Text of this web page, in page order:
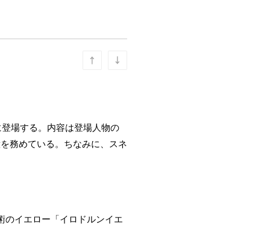
場する。内容は登場人物の
務めている。ちなみに、スネ
のイエロー「イロドルンイエ